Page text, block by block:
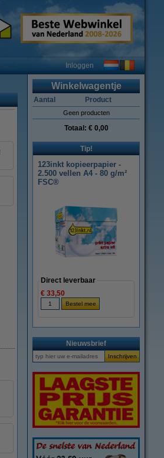
Inloggen
Winkelwagentje
Aantal Product
Geen producten
Totaal: € 0,00
Tip!
123inkt kopieerpapier -
2.500 vellen A4 - 80 g/m²
FSC®
Direct leverbaar
€ 33,50
Nieuwsbrief